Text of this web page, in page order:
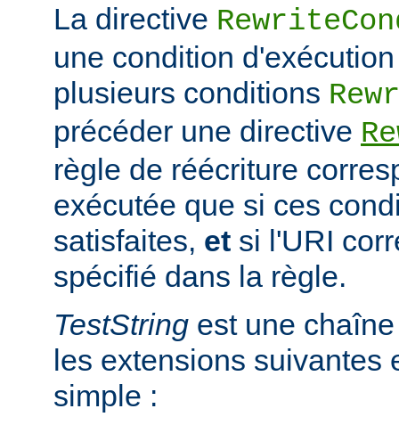
La directive
une condition
plusieurs conditions
précéder une directive
règle de réécriture
exécutée que si ces
satisfaites, et si l'URI
spécifié dans la règle.
TestString est une
les extensions suivantes
simple :